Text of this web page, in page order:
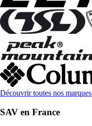
Découvrir toutes nos marques
SAV en France